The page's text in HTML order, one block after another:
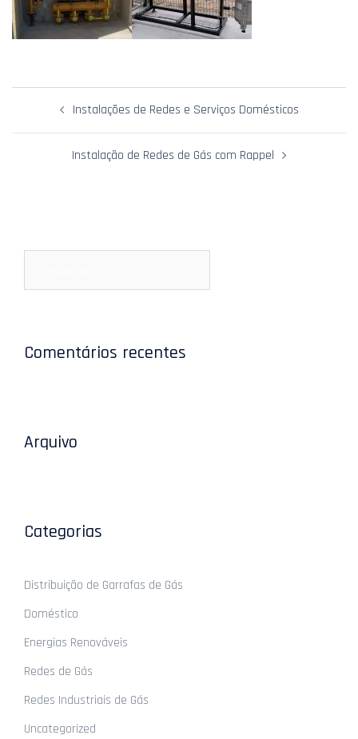
Instalações de Redes e Serviços Domésticos
Instalação de Redes de Gás com Rappel
Comentários recentes
Arquivo
Categorias
Distribuição de Garrafas de Gás
Doméstico
Energias Renováveis
Redes de Gás
Redes Industriais de Gás
Uncategorized